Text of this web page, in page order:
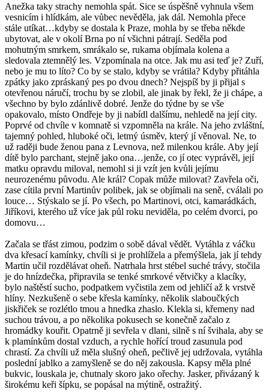
Anežka taky strachy nemohla spát. Sice se úspěšně vyhnula všem
vesnicím i hlídkám, ale vůbec nevěděla, jak dál. Nemohla přece
stále utíkat…kdyby se dostala k Praze, mohla by se třeba někde
ubytovat, ale v okolí Brna po ní všichni pátrají. Seděla pod
mohutným smrkem, smrákalo se, rukama objímala kolena a
sledovala ztemnělý les. Vzpomínala na otce. Jak mu asi teď je? Zuří,
nebo je mu to líto? Co by se stalo, kdyby se vrátila? Kdyby přitáhla
zpátky jako zpráskaný pes po dvou dnech? Nejspíš by ji přijal s
otevřenou náručí, trochu by se zlobil, ale jinak by řekl, že ji chápe, a
všechno by bylo zdánlivě dobré. Jenže do týdne by se vše
opakovalo, místo Ondřeje by ji nabídl dalšímu, nehledě na její city.
Poprvé od chvíle v komnatě si vzpomněla na krále. Na jeho zvláštní,
tajemný pohled, hluboké oči, letmý úsměv, který jí věnoval. Ne, to
už raději bude ženou pana z Levnova, než milenkou krále. Aby její
dítě bylo parchant, stejně jako ona…jenže, co jí otec vyprávěl, její
matku opravdu miloval, nemohl si ji vzít jen kvůli jejímu
neurozenému původu. Ale král? Copak může milovat? Zavřela oči,
zase cítila první Martinův polibek, jak se objímali na seně, cválali po
louce… Stýskalo se jí. Po všech, po Martinovi, otci, kamarádkách,
Jiříkovi, kterého už více jak půl roku neviděla, po celém dvorci, po
domovu…
Začala se třást zimou, podzim o sobě dával vědět. Vytáhla z váčku
dva křesací kamínky, chvíli si je prohlížela a přemýšlela, jak jí tehdy
Martin učil rozdělávat oheň. Natrhala hrst stébel suché trávy, stočila
je do hnízdečka, připravila se tenké smrkové větvičky a klacíky,
bylo naštěstí sucho, podpatkem vyčistila zem od jehličí až k vrstvě
hlíny. Nezkušeně o sebe křesla kamínky, několik slaboučkých
jiskřiček se rozlétlo tmou a hnedka zhaslo. Klekla si, křemeny nad
suchou trávou, a po několika pokusech se konečně začalo z
hromádky kouřit. Opatrně ji sevřela v dlani, silně s ní švihala, aby se
k plamínkům dostal vzduch, a rychle hořící troud zasunula pod
chrastí. Za chvíli už měla slušný oheň, pečlivě jej udržovala, vytáhla
poslední jablko a zamyšleně se do něj zakousla. Kapsy měla plné
bukvic, louskala je, chutnaly skoro jako ořechy. Jasker, přivázaný k
širokému keři šípku, se popásal na mýtině, ostražitý.